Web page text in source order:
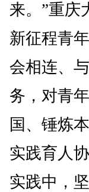
来。”重庆
新征程青
会相连、
务，对青
国、锤炼
实践育人
实践中，